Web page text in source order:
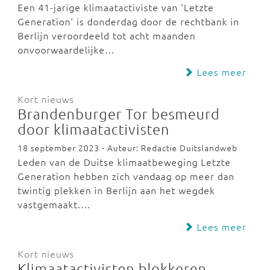
Een 41-jarige klimaatactiviste van 'Letzte
Generation' is donderdag door de rechtbank in
Berlijn veroordeeld tot acht maanden
onvoorwaardelijke…
Lees meer
Kort nieuws
Brandenburger Tor besmeurd
door klimaatactivisten
18 september 2023 - Auteur: Redactie Duitslandweb
Leden van de Duitse klimaatbeweging Letzte
Generation hebben zich vandaag op meer dan
twintig plekken in Berlijn aan het wegdek
vastgemaakt.…
Lees meer
Kort nieuws